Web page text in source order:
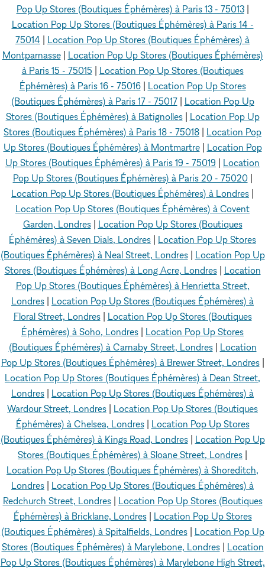
Pop Up Stores (Boutiques Éphémères) à Paris 13 - 75013|
Location Pop Up Stores (Boutiques Éphémères) à Paris 14 -
75014
Location Pop Up Stores (Boutiques Éphémères) à
Montparnasse| Location Pop Up Stores (Boutiques Éphémères)
à Paris 15 - 75015
Location Pop Up Stores (Boutiques
Éphémères) à Paris 16 - 75016| Location Pop Up Stores
(Boutiques Éphémères) à Paris 17 - 75017| Location Pop Up
Stores (Boutiques Éphémères) à Batignolles| Location Pop Up
Stores (Boutiques Éphémères) à Paris 18 - 75018
Location Pop
Up Stores (Boutiques Éphémères) à Montmartre| Location Pop
Up Stores (Boutiques Éphémères) à Paris 19 - 75019
Location
Pop Up Stores (Boutiques Éphémères) à Paris 20 - 75020|
Location Pop Up Stores (Boutiques Éphémères) à Londres
Location Pop Up Stores (Boutiques Éphémères) à Covent
Garden, Londres| Location Pop Up Stores (Boutiques
Éphémères) à Seven Dials, Londres
Location Pop Up Stores
(Boutiques Éphémères) à Neal Street, Londres| Location Pop Up
Stores (Boutiques Éphémères) à Long Acre, Londres| Location
Pop Up Stores (Boutiques Éphémères) à Henrietta Street,
Londres
Location Pop Up Stores (Boutiques Éphémères) à
Floral Street, Londres| Location Pop Up Stores (Boutiques
Éphémères) à Soho, Londres
Location Pop Up Stores
(Boutiques Éphémères) à Carnaby Street, Londres| Location
Pop Up Stores (Boutiques Éphémères) à Brewer Street, Londres|
Location Pop Up Stores (Boutiques Éphémères) à Dean Street,
Londres
Location Pop Up Stores (Boutiques Éphémères) à
Wardour Street, Londres
Location Pop Up Stores (Boutiques
Éphémères) à Chelsea, Londres| Location Pop Up Stores
(Boutiques Éphémères) à Kings Road, Londres| Location Pop Up
Stores (Boutiques Éphémères) à Sloane Street, Londres
Location Pop Up Stores (Boutiques Éphémères) à Shoreditch,
Londres
Location Pop Up Stores (Boutiques Éphémères) à
Redchurch Street, Londres| Location Pop Up Stores (Boutiques
Éphémères) à Bricklane, Londres| Location Pop Up Stores
(Boutiques Éphémères) à Spitalfields, Londres| Location Pop Up
Stores (Boutiques Éphémères) à Marylebone, Londres| Location
Pop Up Stores (Boutiques Éphémères) à Marylebone High Street,